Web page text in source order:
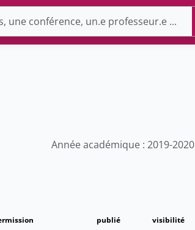
Année académique : 2019-2020
publié visibilité